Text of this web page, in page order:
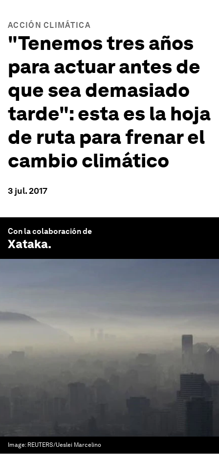
ACCIÓN CLIMÁTICA
"Tenemos tres años
para actuar antes de
que sea demasiado
tarde": esta es la hoja
de ruta para frenar el
cambio climático
3 jul. 2017
Con la colaboración de
Xataka.
Image: REUTERS/Ueslei Marcelino